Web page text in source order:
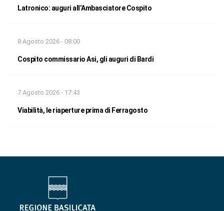
Latronico: auguri all’Ambasciatore Cospito
8 Agosto 2026 - 08:00
Cospito commissario Asi, gli auguri di Bardi
7 Agosto 2026 - 17:43
Viabilità, le riaperture prima di Ferragosto